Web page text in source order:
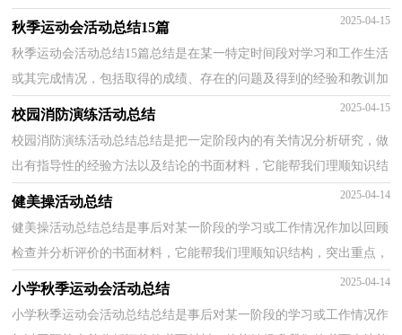
可以全面地、系统地了解以往的学习和工作情况，快...
秋季运动会活动总结15篇 2025-04-15
秋季运动会活动总结15篇总结是在某一特定时间段对学习和工作生活
或其完成情况，包括取得的成绩、存在的问题及得到的经验和教训加
以回顾和分析的书面材料，它在我们的学习、工作...
校园消防演练活动总结 2025-04-15
校园消防演练活动总结总结是把一定阶段内的有关情况分析研究，做
出有指导性的经验方法以及结论的书面材料，它能帮我们理顺知识结
构，突出重点，突破难点，让我们抽出时间写写总结吧。...
健美操活动总结 2025-04-14
健美操活动总结总结是事后对某一阶段的学习或工作情况作加以回顾
检查并分析评价的书面材料，它能帮我们理顺知识结构，突出重点，
突破难点，不如我们来制定一份总结吧。总结怎么写才...
小学秋季运动会活动总结 2025-04-14
小学秋季运动会活动总结总结是事后对某一阶段的学习或工作情况作